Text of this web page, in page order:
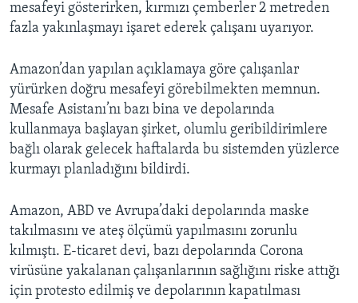
mesafeyi gösterirken, kırmızı çemberler 2 metreden
fazla yakınlaşmayı işaret ederek çalışanı uyarıyor.
Amazon’dan yapılan açıklamaya göre çalışanlar
yürürken doğru mesafeyi görebilmekten memnun.
Mesafe Asistanı’nı bazı bina ve depolarında
kullanmaya başlayan şirket, olumlu geribildirimlere
bağlı olarak gelecek haftalarda bu sistemden yüzlerce
kurmayı planladığını bildirdi.
Amazon, ABD ve Avrupa’daki depolarında maske
takılmasını ve ateş ölçümü yapılmasını zorunlu
kılmıştı. E-ticaret devi, bazı depolarında Corona
virüsüne yakalanan çalışanlarının sağlığını riske attığı
için protesto edilmiş ve depolarının kapatılması